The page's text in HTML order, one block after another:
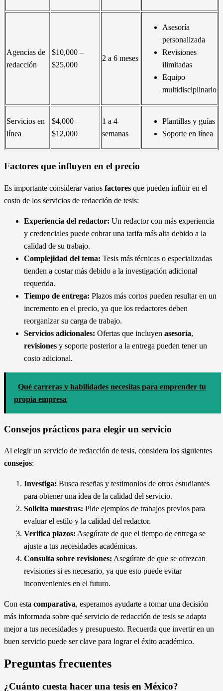
Agencias de
redacción
$10,000 –
$25,000
2 a 6 meses
Asesoría
personalizada
Revisiones
ilimitadas
Equipo
multidisciplinario
Servicios en
línea
$4,000 –
$12,000
1 a 4
semanas
Plantillas y guías
Soporte en línea
Factores que influyen en el precio
Es importante considerar varios factores que pueden influir en el
costo de los servicios de redacción de tesis:
Experiencia del redactor: Un redactor con más experiencia
y credenciales puede cobrar una tarifa más alta debido a la
calidad de su trabajo.
Complejidad del tema: Tesis más técnicas o especializadas
tienden a costar más debido a la investigación adicional
requerida.
Tiempo de entrega: Plazos más cortos pueden resultar en un
incremento en el precio, ya que los redactores deben
reorganizar su carga de trabajo.
Servicios adicionales: Ofertas que incluyen asesoría,
revisiones y soporte posterior a la entrega pueden tener un
costo adicional.
Qué carreras y habilidades necesitas para emprender tu
propia empresa
Consejos prácticos para elegir un servicio
Al elegir un servicio de redacción de tesis, considera los siguientes
consejos:
Investiga: Busca reseñas y testimonios de otros estudiantes
para obtener una idea de la calidad del servicio.
Solicita muestras: Pide ejemplos de trabajos previos para
evaluar el estilo y la calidad del redactor.
Verifica plazos: Asegúrate de que el tiempo de entrega se
ajuste a tus necesidades académicas.
Consulta sobre revisiones: Asegúrate de que se ofrezcan
revisiones si es necesario, ya que esto puede evitar
inconvenientes en el futuro.
Con esta comparativa, esperamos ayudarte a tomar una decisión
más informada sobre qué servicio de redacción de tesis se adapta
mejor a tus necesidades y presupuesto. Recuerda que invertir en un
buen servicio puede ser clave para lograr el éxito académico.
Preguntas frecuentes
¿Cuánto cuesta hacer una tesis en México?